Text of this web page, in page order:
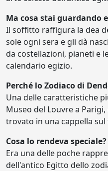
Ma cosa stai guardando
Il soffitto raffigura la dea
sole ogni sera e gli dà
da costellazioni, pianeti e
calendario egizio.
Perché lo Zodiaco di
Una delle caratteristiche
Museo del Louvre a
trovato in una cappella
Cosa lo rendeva speciale?
Era una delle poche
dell'antico Egitto dello